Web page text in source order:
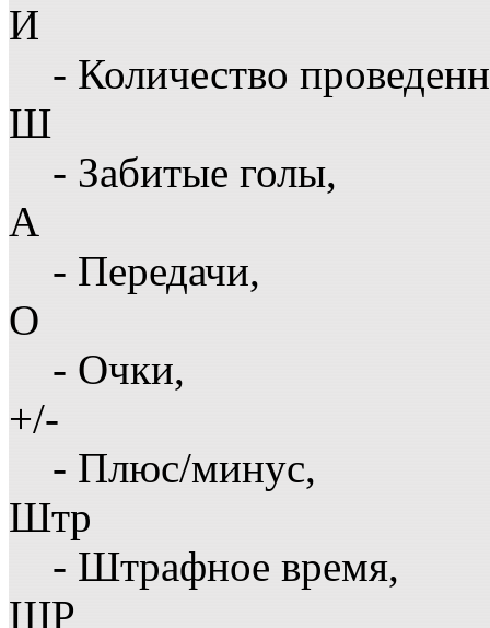
И
- Количество
Ш
- Забитые голы,
А
- Передачи,
О
- Очки,
+/-
- Плюс/минус,
Штр
- Штрафное время,
ШР